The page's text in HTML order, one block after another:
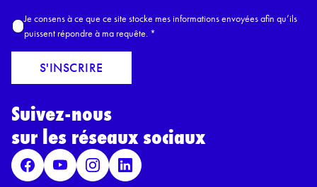
E
m
a
l
A
c
c
R
P
D
*
Je consens à ce que ce site stocke mes informations envoyées afin qu’ils
puissent répondre à ma requête. *
S'INSCRIRE
Suivez-nous
sur les réseaux sociaux